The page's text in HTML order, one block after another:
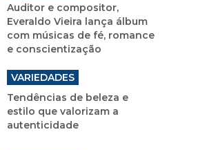
Auditor e compositor,
Everaldo Vieira lança álbum
com músicas de fé, romance
e conscientização
VARIEDADES
Tendências de beleza e
estilo que valorizam a
autenticidade